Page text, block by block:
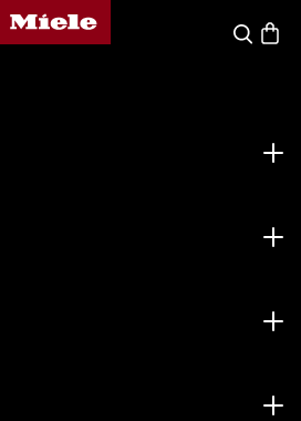
Domovská stránka spoločnosti Miele
Hľadať